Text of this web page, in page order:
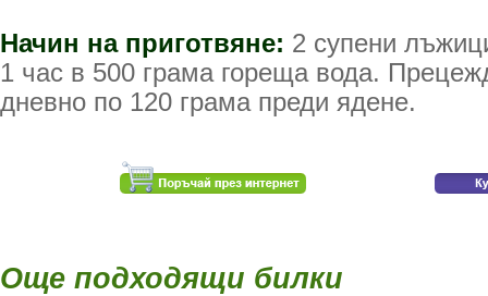
Начин на приготвяне: 2 супени
1 час в 500 грама гореща вода.
дневно по 120 грама преди ядене.
Още подходящи билки